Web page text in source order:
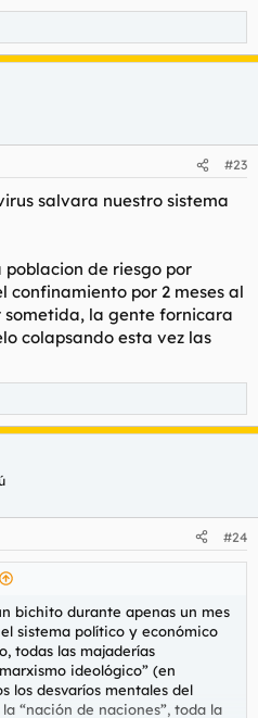
#23
salvara nuestro sistema
poblacion de riesgo por
confinamiento por 2 meses al
la gente fornicara
colapsando esta vez las
#24
bichito durante apenas un mes
sistema político y económico
todas las majaderías
ideológico” (en
los desvaríos mentales del
“nación de naciones”, toda la